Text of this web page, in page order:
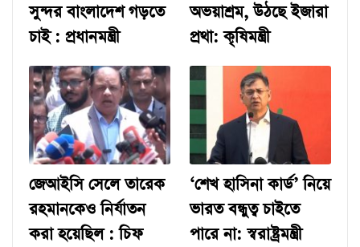
সুন্দর বাংলাদেশ গড়তে
চাই : প্রধানমন্ত্রী
অভয়াশ্রম, উঠছে ইজারা
প্রথা: কৃষিমন্ত্রী
জেআইসি সেলে তারেক
রহমানকেও নির্যাতন
করা হয়েছিল : চিফ
‘শেখ হাসিনা কার্ড’ নিয়ে
ভারত বন্ধুত্ব চাইতে
পারে না: স্বরাষ্ট্রমন্ত্রী